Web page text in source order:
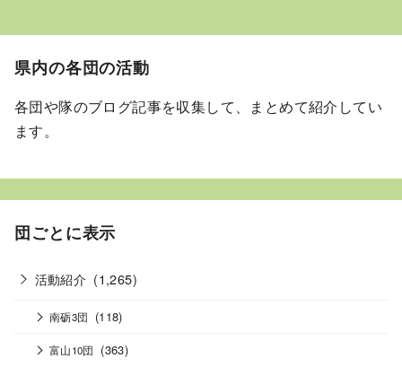
県内の各団の活動
各団や隊のブログ記事を収集して、まとめて紹介してい
ます。
団ごとに表示
活動紹介 (1,265)
南砺3団 (118)
富山10団 (363)